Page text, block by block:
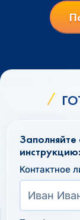
инструкцию:
Контактное